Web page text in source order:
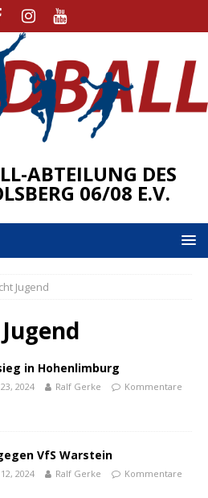
ABTEILUNG DES
06/08 E.V.
Jugend
in Hohenlimburg
2024 Ralf Gerke
Kommentare
VfS Warstein
2024 Ralf Gerke
Kommentare